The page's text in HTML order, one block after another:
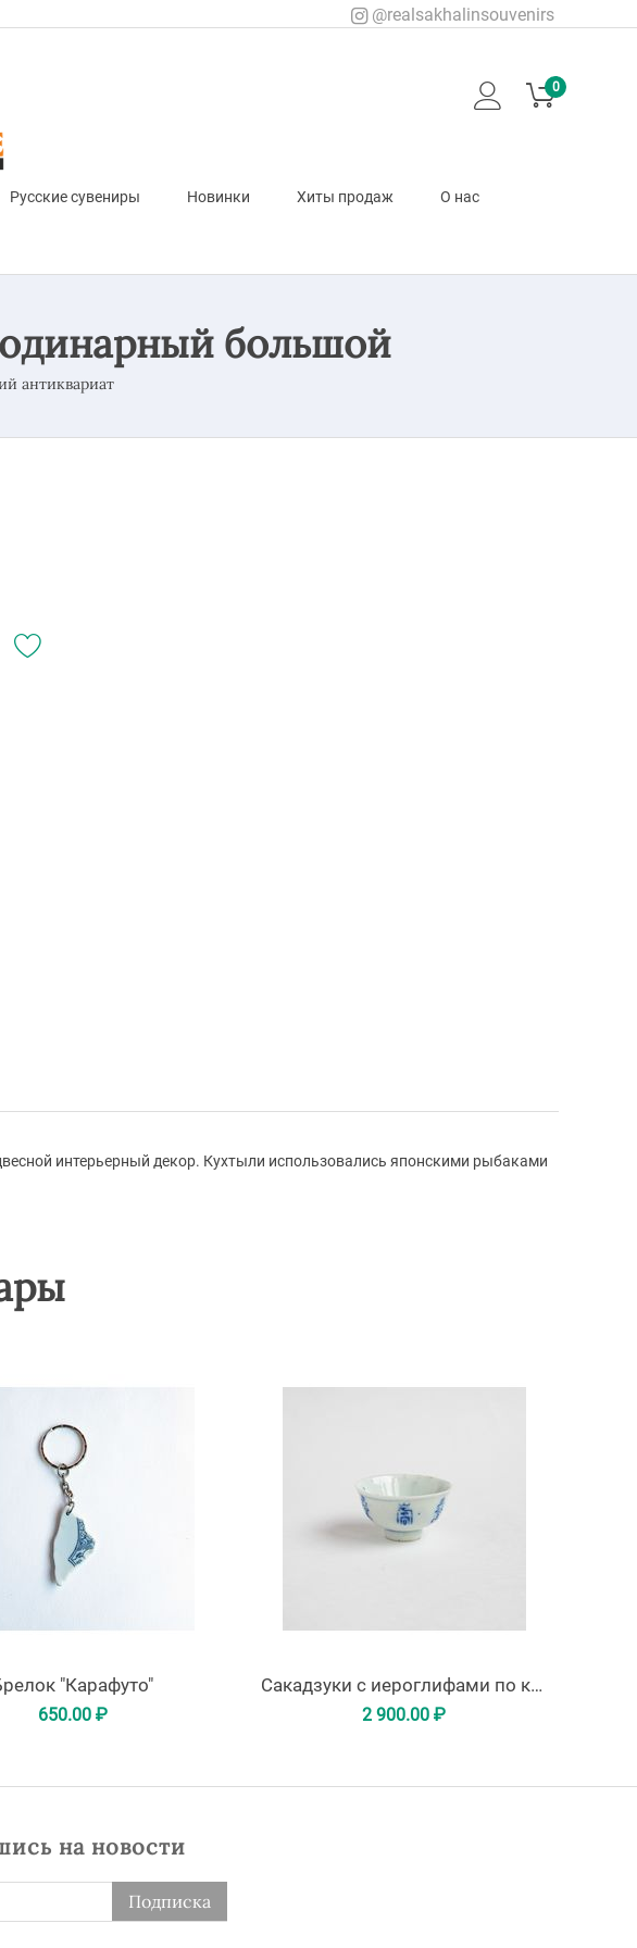
@realsakhalinsouvenirs
0
Русские сувениры Новинки Хиты продаж О нас
большой
антиквариат
интерьерный декор. Кухтыли использовались японскими рыбаками
"Карафуто"
650.00 ₽
Сакадзуки с иероглифами по кругу
2 900.00 ₽
на новости
Подписка